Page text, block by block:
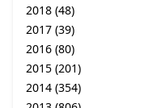
2018 (48)
2017 (39)
2016 (80)
2015 (201)
2014 (354)